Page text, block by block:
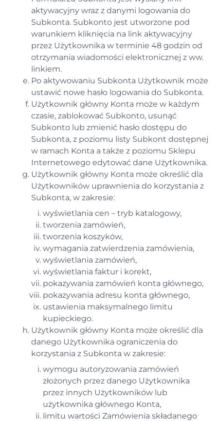
aktywacyjny wraz z danymi logowania do
Subkonta. Subkonto jest utworzone pod
warunkiem kliknięcia na link aktywacyjny
przez Użytkownika w terminie 48 godzin od
otrzymania wiadomości elektronicznej z ww.
linkiem.
Po aktywowaniu Subkonta Użytkownik może
ustawić nowe hasło logowania do Subkonta.
Użytkownik główny Konta może w każdym
czasie, zablokować Subkonto, usunąć
Subkonto lub zmienić hasło dostępu do
Subkonta, z poziomu listy Subkont dostępnej
w ramach Konta a także z poziomu Sklepu
Internetowego edytować dane Użytkownika.
Użytkownik główny Konta może określić dla
Użytkowników uprawnienia do korzystania z
Subkonta, w zakresie:
wyświetlania cen – tryb katalogowy,
tworzenia zamówień,
tworzenia koszyków,
wymagania zatwierdzenia zamówienia,
wyświetlania zamówień,
wyświetlania faktur i korekt,
pokazywania zamówień konta głównego,
pokazywania adresu konta głównego,
ustawienia maksymalnego limitu
kupieckiego.
Użytkownik główny Konta może określić dla
danego Użytkownika ograniczenia do
korzystania z Subkonta w zakresie:
wymogu autoryzowania zamówień
złożonych przez danego Użytkownika
przez innych Użytkowników lub
użytkownika głównego Konta,
limitu wartości Zamówienia składanego